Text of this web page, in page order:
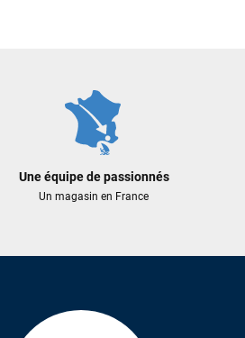
Une équipe de passionnés
Un magasin en France